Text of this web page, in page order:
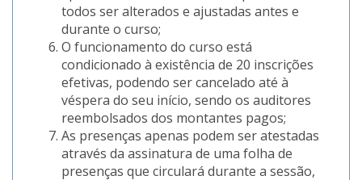
todos ser alterados e ajustadas antes e
durante o curso;
O funcionamento do curso está
condicionado à existência de 20 inscrições
efetivas, podendo ser cancelado até à
véspera do seu início, sendo os auditores
reembolsados dos montantes pagos;
As presenças apenas podem ser atestadas
através da assinatura de uma folha de
presenças que circulará durante a sessão,